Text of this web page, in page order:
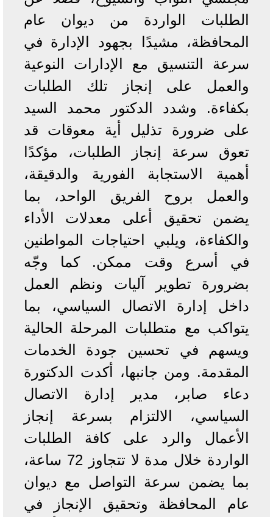
الطلبات الواردة من ديوان عام
المحافظة، مشيدًا بجهود الإدارة في
سرعة التنسيق مع الإدارات النوعية
والعمل على إنجاز تلك الطلبات
بكفاءة. وشدد الدكتور محمد السيد
على ضرورة تذليل أية معوقات قد
تعوق سرعة إنجاز الطلبات، مؤكدًا
أهمية الاستجابة الفورية والدقيقة،
والعمل بروح الفريق الواحد، بما
يضمن تحقيق أعلى معدلات الأداء
والكفاءة، ويلبي احتياجات المواطنين
في أسرع وقت ممكن. كما وجّه
بضرورة تطوير آليات ونظم العمل
داخل إدارة الاتصال السياسي، بما
يتواكب مع متطلبات المرحلة الحالية
ويسهم في تحسين جودة الخدمات
المقدمة. ومن جانبها، أكدت الدكتورة
دعاء صابر، مدير إدارة الاتصال
السياسي، الالتزام بسرعة إنجاز
الأعمال والرد على كافة الطلبات
الواردة خلال مدة لا تتجاوز 72 ساعة،
بما يضمن سرعة التواصل مع ديوان
عام المحافظة وتحقيق الإنجاز في